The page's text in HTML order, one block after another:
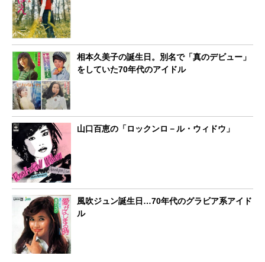
相本久美子の誕生日。別名で「真のデビュー」
をしていた70年代のアイドル
山口百恵の「ロックンロ－ル・ウィドウ」
風吹ジュン誕生日…70年代のグラビア系アイド
ル